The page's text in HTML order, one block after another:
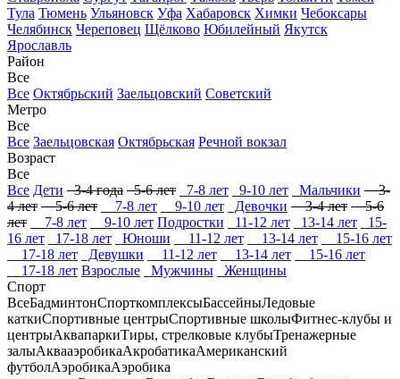
Тула Тюмень Ульяновск Уфа Хабаровск Химки Чебоксары
Челябинск Череповец Щёлково Юбилейный Якутск
Ярославль
Район
Все
Все Октябрьский Заельцовский Советский
Метро
Все
Все Заельцовская Октябрьская Речной вокзал
Возраст
Все
Все Дети 3-4 года 5-6 лет 7-8 лет 9-10 лет Мальчики 3-
4 лет 5-6 лет 7-8 лет 9-10 лет Девочки 3-4 лет 5-6
лет
7-8 лет 9-10 лет Подростки 11-12 лет 13-14 лет
15-
16 лет
17-18 лет Юноши 11-12 лет 13-14 лет
15-16 лет
17-18 лет
Девушки 11-12 лет 13-14 лет
15-16 лет
17-18 лет Взрослые Мужчины
Женщины
Спорт
ВсеБадминтонСпорткомплексыБассейныЛедовые
каткиСпортивные центрыСпортивные школыФитнес-клубы и
центрыАквапаркиТиры, стрелковые клубыТренажерные
залыАквааэробикаАкробатикаАмериканский
футболАэробикаАэробика